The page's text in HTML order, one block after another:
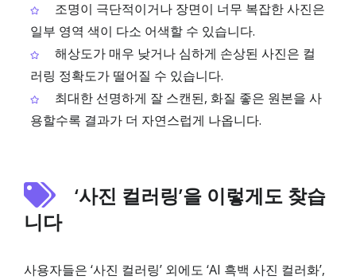
조명이 극단적이거나 장면이 너무 복잡한 사진은
일부 영역 색이 다소 어색할 수 있습니다.
해상도가 매우 낮거나 심하게 손상된 사진은 컬
러링 정확도가 떨어질 수 있습니다.
최대한 선명하게 잘 스캔된, 화질 좋은 원본을 사
용할수록 결과가 더 자연스럽게 나옵니다.
‘사진 컬러링’을 이렇게도 찾습
니다
사용자들은 ‘사진 컬러링’ 외에도 ‘AI 흑백 사진 컬러화’,